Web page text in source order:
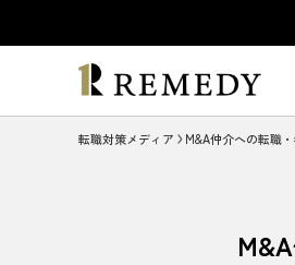
転職対策メディア M&A仲介への転職